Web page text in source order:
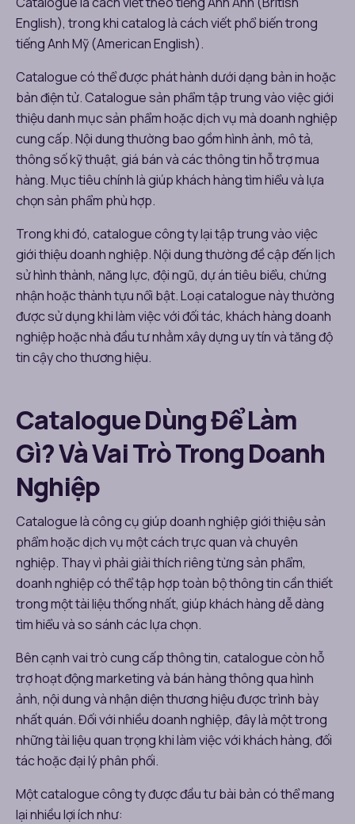
English), trong khi catalog là cách viết phổ biến trong
tiếng Anh Mỹ (American English).
Catalogue có thể được phát hành dưới dạng bản in hoặc
bản điện tử. Catalogue sản phẩm tập trung vào việc giới
thiệu danh mục sản phẩm hoặc dịch vụ mà doanh nghiệp
cung cấp. Nội dung thường bao gồm hình ảnh, mô tả,
thông số kỹ thuật, giá bán và các thông tin hỗ trợ mua
hàng. Mục tiêu chính là giúp khách hàng tìm hiểu và lựa
chọn sản phẩm phù hợp.
Trong khi đó, catalogue công ty lại tập trung vào việc
giới thiệu doanh nghiệp. Nội dung thường đề cập đến lịch
sử hình thành, năng lực, đội ngũ, dự án tiêu biểu, chứng
nhận hoặc thành tựu nổi bật. Loại catalogue này thường
được sử dụng khi làm việc với đối tác, khách hàng doanh
nghiệp hoặc nhà đầu tư nhằm xây dựng uy tín và tăng độ
tin cậy cho thương hiệu.
Catalogue Dùng Để Làm
Gì? Và Vai Trò Trong Doanh
Nghiệp
Catalogue là công cụ giúp doanh nghiệp giới thiệu sản
phẩm hoặc dịch vụ một cách trực quan và chuyên
nghiệp. Thay vì phải giải thích riêng từng sản phẩm,
doanh nghiệp có thể tập hợp toàn bộ thông tin cần thiết
trong một tài liệu thống nhất, giúp khách hàng dễ dàng
tìm hiểu và so sánh các lựa chọn.
Bên cạnh vai trò cung cấp thông tin, catalogue còn hỗ
trợ hoạt động marketing và bán hàng thông qua hình
ảnh, nội dung và nhận diện thương hiệu được trình bày
nhất quán. Đối với nhiều doanh nghiệp, đây là một trong
những tài liệu quan trọng khi làm việc với khách hàng, đối
tác hoặc đại lý phân phối.
Một catalogue công ty được đầu tư bài bản có thể mang
lại nhiều lợi ích như: